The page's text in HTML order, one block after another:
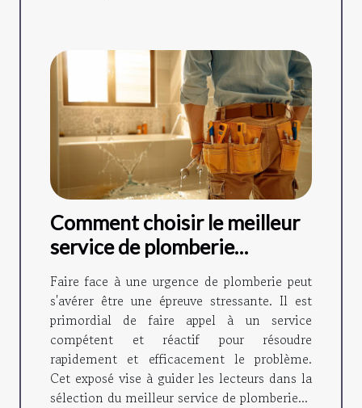
Comment choisir le meilleur
service de plomberie
d'urgence
Faire face à une urgence de plomberie peut
s'avérer être une épreuve stressante. Il est
primordial de faire appel à un service
compétent et réactif pour résoudre
rapidement et efficacement le problème.
Cet exposé vise à guider les lecteurs dans la
sélection du meilleur service de plomberie...